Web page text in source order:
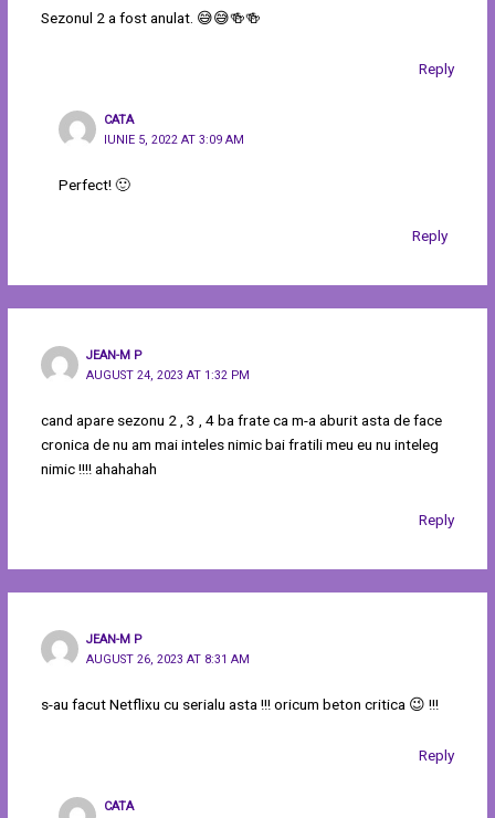
Sezonul 2 a fost anulat. 😅😅🍻🍻
Reply
CATA
IUNIE 5, 2022 AT 3:09 AM
Perfect! 🙂
Reply
JEAN-M P
AUGUST 24, 2023 AT 1:32 PM
cand apare sezonu 2 , 3 , 4 ba frate ca m-a aburit asta de face
cronica de nu am mai inteles nimic bai fratili meu eu nu inteleg
nimic !!!! ahahahah
Reply
JEAN-M P
AUGUST 26, 2023 AT 8:31 AM
s-au facut Netflixu cu serialu asta !!! oricum beton critica 😉 !!!
Reply
CATA